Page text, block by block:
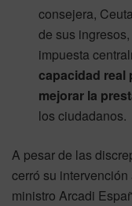
consejera,
de sus
impuesta
capacidad real
mejorar la
los ciudadanos.
A pesar de las
cerró su
ministro Arcadi